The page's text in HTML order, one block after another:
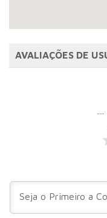
AVALIAÇÕES DE